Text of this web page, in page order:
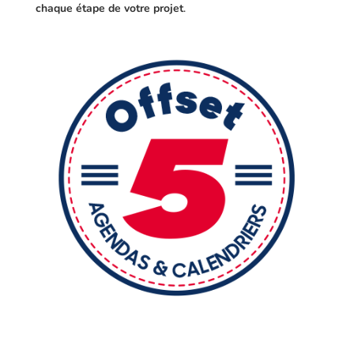
chaque étape de votre projet.